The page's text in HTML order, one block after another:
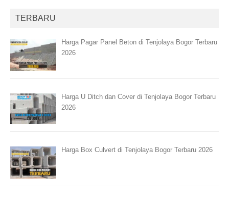
TERBARU
Harga Pagar Panel Beton di Tenjolaya Bogor Terbaru
2026
Harga U Ditch dan Cover di Tenjolaya Bogor Terbaru
2026
Harga Box Culvert di Tenjolaya Bogor Terbaru 2026